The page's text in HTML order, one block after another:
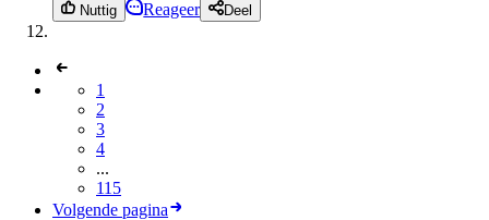
Nuttig Reageer Deel
1
2
3
4
...
115
Volgende pagina